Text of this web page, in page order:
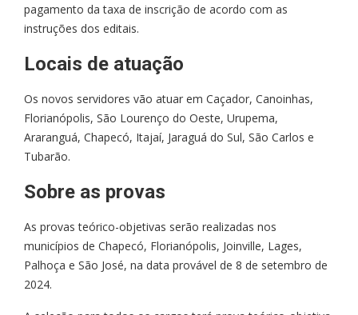
pagamento da taxa de inscrição de acordo com as
instruções dos editais.
Locais de atuação
Os novos servidores vão atuar em Caçador, Canoinhas,
Florianópolis, São Lourenço do Oeste, Urupema,
Araranguá, Chapecó, Itajaí, Jaraguá do Sul, São Carlos e
Tubarão.
Sobre as provas
As provas teórico-objetivas serão realizadas nos
municípios de Chapecó, Florianópolis, Joinville, Lages,
Palhoça e São José, na data provável de 8 de setembro de
2024.